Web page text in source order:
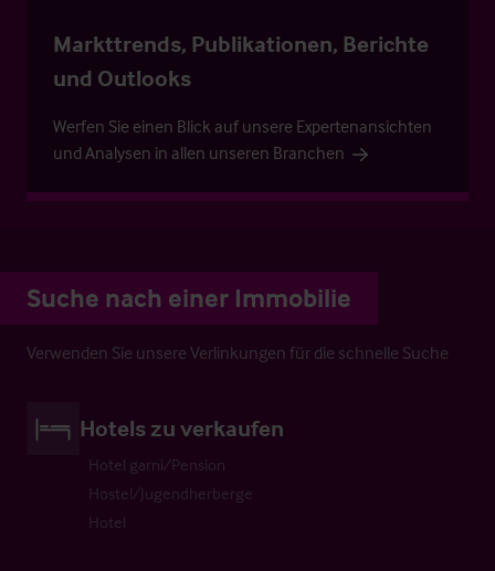
Markttrends, Publikationen, Berichte
und Outlooks
Werfen Sie einen Blick auf unsere Expertenansichten
und Analysen in allen unseren Branchen
Suche nach einer Immobilie
Verwenden Sie unsere Verlinkungen für die schnelle Suche
Hotels zu verkaufen
Hotel garni/Pension
Hostel/Jugendherberge
Hotel